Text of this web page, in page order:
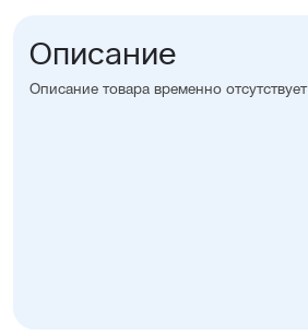
Описание
Описание товара временно отсутствует